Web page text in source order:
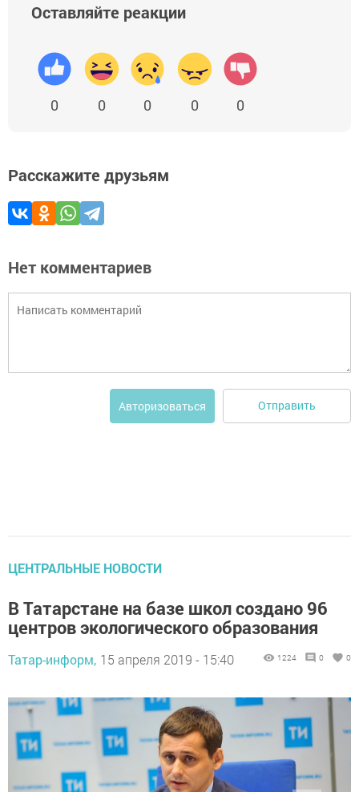
Оставляйте реакции
0 0 0 0 0
Расскажите друзьям
Нет комментариев
Авторизоваться Отправить
ЦЕНТРАЛЬНЫЕ НОВОСТИ
В Татарстане на базе школ создано 96
центров экологического образования
Татар-информ, 15 апреля 2019 - 15:40 1224 0 0